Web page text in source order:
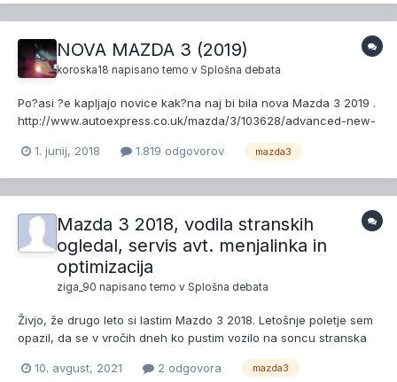
NOVA MAZDA 3 (2019)
koroska18 napisano temo v Splošna debata
Po?asi ?e kapljajo novice kak?na naj bi bila nova Mazda 3 2019 .
http://www.autoexpress.co.uk/mazda/3/103628/advanced-new-
https://www.carscoops.com/2018/06/next-gen-mazda3-
1. junij, 2018 1.819 odgovorov mazda3
Mazda 3 2018, vodila stranskih
ogledal, servis avt. menjalinka in
optimizacija
ziga_90 napisano temo v Splošna debata
Živjo, že drugo leto si lastim Mazdo 3 2018. Letošnje poletje sem
opazil, da se v vročih dneh ko pustim vozilo na soncu stranska
sopotnikovo stranjo, sedaj pa tudi na voznikovi strani. Malo sem
10. avgust, 2021 2 odgovora mazda3